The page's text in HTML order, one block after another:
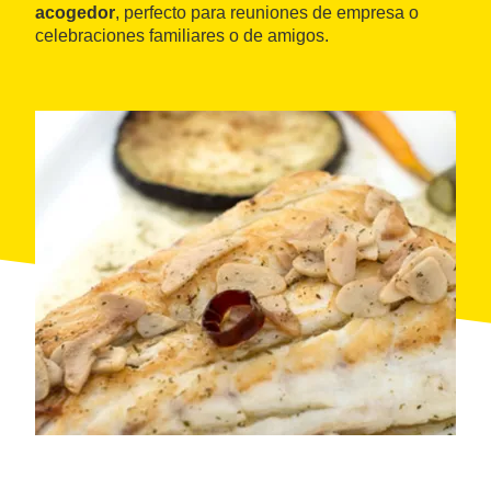
acogedor, perfecto para reuniones de empresa o
celebraciones familiares o de amigos.